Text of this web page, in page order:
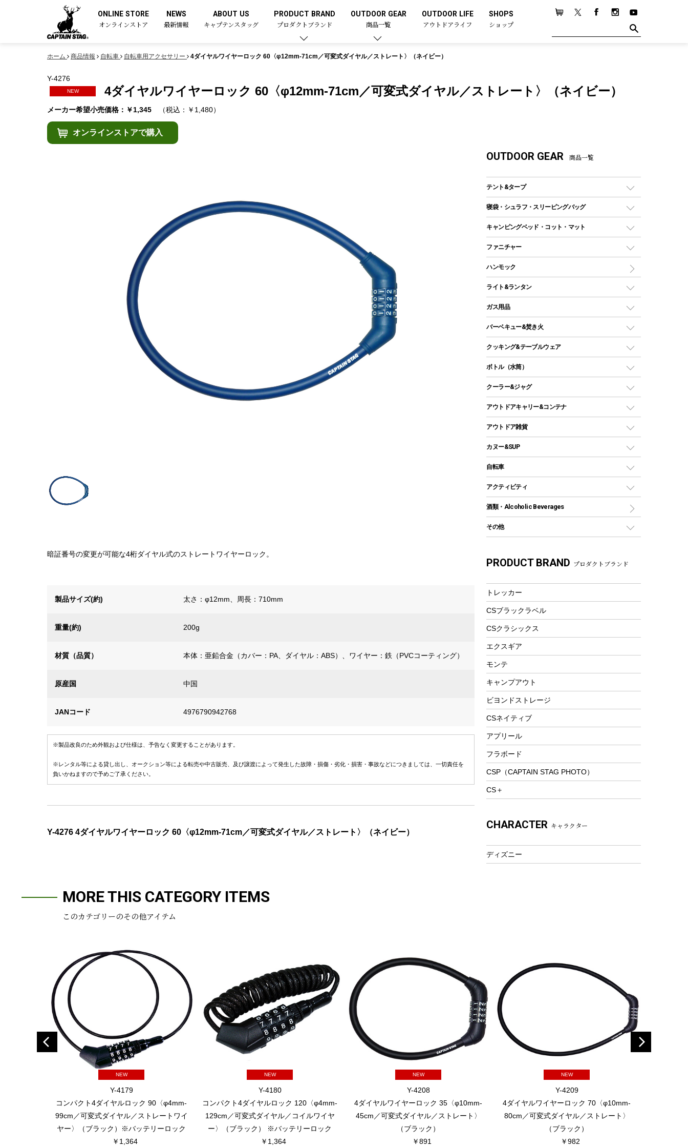
ONLINE STORE
オンラインストア
NEWS
最新情報
ABOUT US
キャプテンスタッグ
PRODUCT BRAND
プロダクトブランド
OUTDOOR GEAR
商品一覧
OUTDOOR LIFE
アウトドアライフ
SHOPS
ショップ
ホーム 商品情報 自転車 自転車用アクセサリー 4ダイヤルワイヤーロック 60〈φ12mm-71cm／可変式ダイヤル／ストレート〉（ネイビー）
Y-4276
NEW 4ダイヤルワイヤーロック 60〈φ12mm-71cm／可変式ダイヤル／ストレート〉（ネイビー）
メーカー希望小売価格：￥1,345 （税込：￥1,480）
オンラインストアで購入
暗証番号の変更が可能な4桁ダイヤル式のストレートワイヤーロック。
製品サイズ(約) 太さ：φ12mm、周長：710mm
重量(約) 200g
材質（品質） 本体：亜鉛合金（カバー：PA、ダイヤル：ABS）、ワイヤー：鉄（PVCコーティング）
原産国 中国
JANコード 4976790942768
※製品改良のため外観および仕様は、予告なく変更することがあります。
※レンタル等による貸し出し、オークション等による転売や中古販売、及び譲渡によって発生した故障・損傷・劣化・損害・事故などにつきましては、一切責任を
負いかねますので予めご了承ください。
Y-4276 4ダイヤルワイヤーロック 60〈φ12mm-71cm／可変式ダイヤル／ストレート〉（ネイビー）
OUTDOOR GEAR 商品一覧
テント&タープ
テント
ツールームテント
ワンポールテント
シェルターテント
ロッジ型・オリジナルテント
タープ
スクエアタープ（レクタタープ）
メッシュタープ
自立式タープ
パラソル
テントアクセサリー
ペグ
グランドシート
ガイドロープ
ツール
寝袋・シュラフ・スリーピングバッグ
レクタングラー型（封筒型）シュラフ
インナーシュラフ
キャンピングベッド・コット・マット
キャンピングベッド・コット
インフレータブルマット
ファニチャー
アウトドアテーブル
レジャーシート
ハンモック
ライト&ランタン
LEDランタン
ガスランタン
オイルランタン
LEDライト
ヘッドライト
キャンドル
ガス用品
ガスバーナー
ガス缶
ガストーチ、ライター
バーベキュー&焚き火
バーベキューコンロ、グリル
焚き火台タイプ（ロースタイル）グリル
卓上タイプグリル
パーティータイプグリル
鉄板、アミ
焚き火台&ストーブ
火起こし
バーベキューツール
燃料・着火剤・炭
クッキング&テーブルウェア
ダッチオーブン
ホットサンドメーカー
クッカーセット
シェラカップ
クッキングツール
ナイフ
カトラリー
マグカップ、カップ
フードボトル
コーヒー&ミル
トレー
ランチョンマット
ランチボックス
ピクニックセット
ボトル（水筒）
ステンレスボトル
コップ付きタイプ
ワンタッチタイプ
プラスチックボトル
ディズニーボトル
クーラー&ジャグ
クーラーボックス
クーラーバッグ
ウォータージャグ
保冷剤
アウトドアキャリー&コンテナ
アウトドアキャリー
アウトドア雑貨
バックパック&バッグ
リュック、バックパック
トートバッグ、サコッシュ
ショッピングキャリー
その他アウトドア雑貨
レイン
ツール、他
カヌー&SUP
インフレータブル
カヤック
パドル
ヘルメット
アクセサリー
自転車
折りたたみ自転車
スポーツサイクル
シティサイクル
自転車用アクセサリー
自転車ウェア
アクティビティ
マリン
ラッシュガード
テント
フローティングベスト
ヘルメット
エアーポンプ
ウィンター
防寒ウェア
ツール&アクセサリー
トレッキング
トレッキングステッキ
トレッキングアクセサリー
プレイグッズ
ウェルネス
フィットネス
アクセサリー
酒類・Alcoholic Beverages
その他
湯たんぽ
PRODUCT BRAND プロダクトブランド
トレッカー
CSブラックラベル
CSクラシックス
エクスギア
モンテ
キャンプアウト
ビヨンドストレージ
CSネイティブ
アプリール
フラボード
CSP（CAPTAIN STAG PHOTO）
CS＋
CHARACTER キャラクター
ディズニー
MORE THIS CATEGORY ITEMS
このカテゴリーのその他アイテム
NEW
Y-4179
コンパクト4ダイヤルロック 90〈φ4mm-
99cm／可変式ダイヤル／ストレートワイ
ヤー〉（ブラック）※バッテリーロック
￥1,364
NEW
Y-4180
コンパクト4ダイヤルロック 120〈φ4mm-
129cm／可変式ダイヤル／コイルワイヤ
ー〉（ブラック） ※バッテリーロック
￥1,364
NEW
Y-4208
4ダイヤルワイヤーロック 35〈φ10mm-
45cm／可変式ダイヤル／ストレート〉
（ブラック）
￥891
NEW
Y-4209
4ダイヤルワイヤーロック 70〈φ10mm-
80cm／可変式ダイヤル／ストレート〉
（ブラック）
￥982